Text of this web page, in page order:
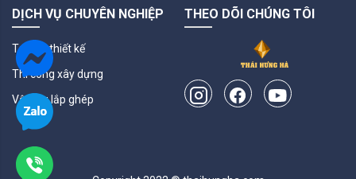
DỊCH VỤ CHUYÊN NGHIỆP
Tư vấn thiết kế
Thi công xây dựng
Vật liệu lắp ghép
THEO DÕI CHÚNG TÔI